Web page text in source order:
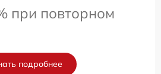
при повторном
подробнее